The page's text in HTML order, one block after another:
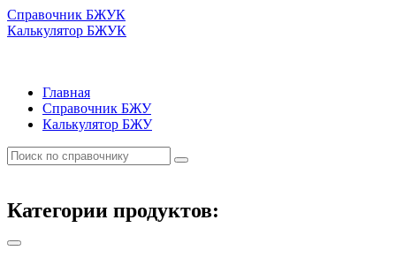
Справочник БЖУК
Калькулятор БЖУК
Главная
Справочник БЖУ
Калькулятор БЖУ
Категории продуктов: